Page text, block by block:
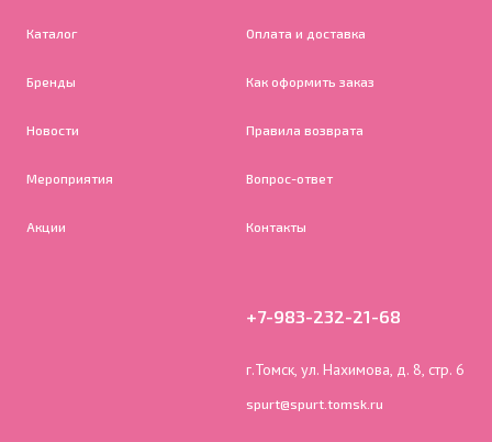
Каталог
Бренды
Новости
Мероприятия
Акции
Оплата и доставка
Как оформить заказ
Правила возврата
Вопрос-ответ
Контакты
+7-983-232-21-68
г.Томск, ул. Нахимова, д. 8, стр. 6
spurt@spurt.tomsk.ru